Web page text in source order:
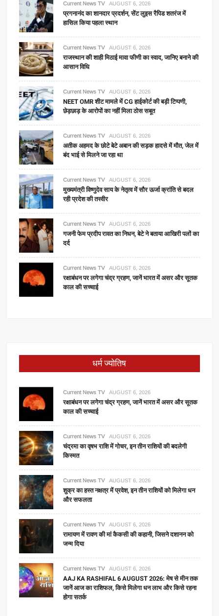
Current News TV AUGUST 6, 2026
प्रगनानंद का शानदार प्रदर्शन, सेंट लुइस रैपिड शतरंज में
हासिल किया पहला स्थान
Current News TV AUGUST 6, 2026
राजस्थान की शाही मिठाई मावा फीणी का स्वाद, जानिए बनाने की
आसान विधि
Current News TV AUGUST 6, 2026
NEET OMR शीट मामले में CG हाईकोर्ट की बड़ी टिप्पणी,
छेड़छाड़ के आरोपों का नहीं मिला ठोस सबूत
Current News TV AUGUST 6, 2026
अतीक अहमद के छोटे बेटे अबान की सड़क हादसे में मौत, जेल में
बंद भाई से मिलने जा रहा था
Current News TV AUGUST 6, 2026
मुख्यमंत्री विष्णुदेव साय के नेतृत्व में सौर ऊर्जा क्रांति से बदल
रही प्रदेश की तस्वीर
Current News TV AUGUST 6, 2026
गजनी फेम प्रदीप रावत का निधन, बेटे ने बताया आखिरी पलों का
दर्द
Current News TV AUGUST 6, 2026
रक्षाबंधन पर लगेगा चंद्र ग्रहण, जानें भारत में असर और सूतक
काल की सच्चाई
धर्म ज्योतिष
Current News TV AUGUST 6, 2026
रक्षाबंधन पर लगेगा चंद्र ग्रहण, जानें भारत में असर और सूतक
काल की सच्चाई
Current News TV AUGUST 6, 2026
चंद्रमा का वृषभ राशि में गोचर, इन तीन राशियों की बदलेगी
किस्मत
Current News TV AUGUST 6, 2026
शुक्र का हस्त नक्षत्र में प्रवेश, इन तीन राशियों को मिलेगा धन
और सफलता
Current News TV AUGUST 6, 2026
रामायण में रावण की मां कैकसी की कहानी, जिसने दशानन को
जन्म दिया
Current News TV AUGUST 6, 2026
AAJ KA RASHIFAL 6 AUGUST 2026: मेष से मीन तक
जानें आज का राशिफल, किसे मिलेगा धन लाभ और किसे रहना
होगा सतर्क